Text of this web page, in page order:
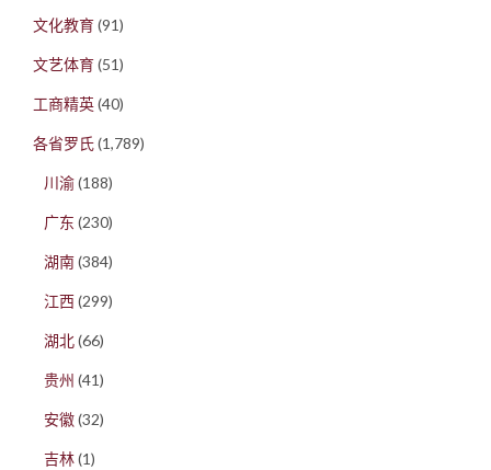
文化教育(91)
文艺体育(51)
工商精英(40)
各省罗氏(1,789)
川渝(188)
广东 (230)
湖南(384)
江西(299)
湖北(66)
贵州 (41)
安徽(32)
吉林(1)